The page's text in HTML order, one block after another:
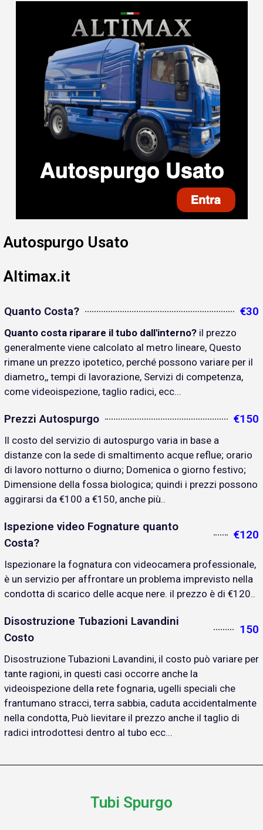
Autospurgo Usato
Altimax.it
Quanto Costa? €30
Quanto costa riparare il tubo dall'interno? il prezzo
generalmente viene calcolato al metro lineare, Questo
rimane un prezzo ipotetico, perché possono variare per il
diametro,, tempi di lavorazione, Servizi di competenza,
come videoispezione, taglio radici, ecc...
Prezzi Autospurgo €150
Il costo del servizio di autospurgo varia in base a
distanze con la sede di smaltimento acque reflue; orario
di lavoro notturno o diurno; Domenica o giorno festivo;
Dimensione della fossa biologica; quindi i prezzi possono
aggirarsi da €100 a €150, anche più..
Ispezione video Fognature quanto
Costa?
€120
Ispezionare la fognatura con videocamera professionale,
è un servizio per affrontare un problema imprevisto nella
condotta di scarico delle acque nere. il prezzo è di €120..
Disostruzione Tubazioni Lavandini
Costo
150
Disostruzione Tubazioni Lavandini, il costo può variare per
tante ragioni, in questi casi occorre anche la
videoispezione della rete fognaria, ugelli speciali che
frantumano stracci, terra sabbia, caduta accidentalmente
nella condotta, Può lievitare il prezzo anche il taglio di
radici introdottesi dentro al tubo ecc...
Tubi Spurgo